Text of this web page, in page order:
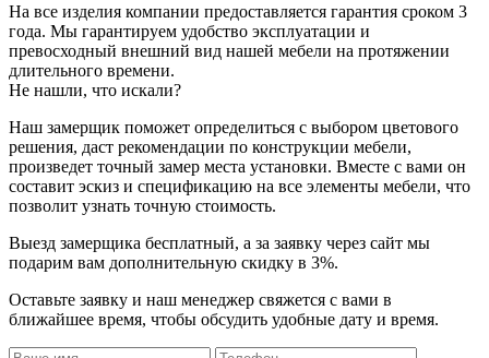
На все изделия компании предоставляется гарантия сроком 3
года. Мы гарантируем удобство эксплуатации и
превосходный внешний вид нашей мебели на протяжении
длительного времени.
Не нашли, что искали?
Наш замерщик поможет определиться с выбором цветового
решения, даст рекомендации по конструкции мебели,
произведет точный замер места установки. Вместе с вами он
составит эскиз и спецификацию на все элементы мебели, что
позволит узнать точную стоимость.
Выезд замерщика бесплатный, а за заявку через сайт мы
подарим вам дополнительную скидку в 3%.
Оставьте заявку и наш менеджер свяжется с вами в
ближайшее время, чтобы обсудить удобные дату и время.